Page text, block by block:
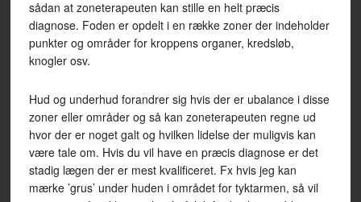
sådan at zoneterapeuten kan stille en helt præcis
diagnose. Foden er opdelt i en række zoner der indeholder
punkter og områder for kroppens organer, kredsløb,
knogler osv.
Hud og underhud forandrer sig hvis der er ubalance i disse
zoner eller områder og så kan zoneterapeuten regne ud
hvor der er noget galt og hvilken lidelse der muligvis kan
være tale om. Hvis du vil have en præcis diagnose er det
stadig lægen der er mest kvalificeret. Fx hvis jeg kan
mærke ’grus’ under huden i området for tyktarmen, så vil